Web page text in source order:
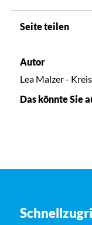
Seite teilen
Autor
Lea Malzer -
Das könnte Sie